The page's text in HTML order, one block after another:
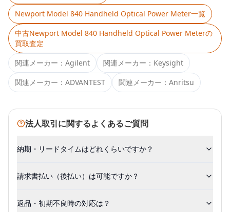
Newport Model 840 Handheld Optical Power Meter一覧
中古Newport Model 840 Handheld Optical Power Meterの
買取査定
関連メーカー： Agilent 関連メーカー： Keysight
関連メーカー： ADVANTEST 関連メーカー： Anritsu
法人取引に関するよくあるご質問
納期・リードタイムはどれくらいですか？
請求書払い（後払い）は可能ですか？
返品・初期不良時の対応は？